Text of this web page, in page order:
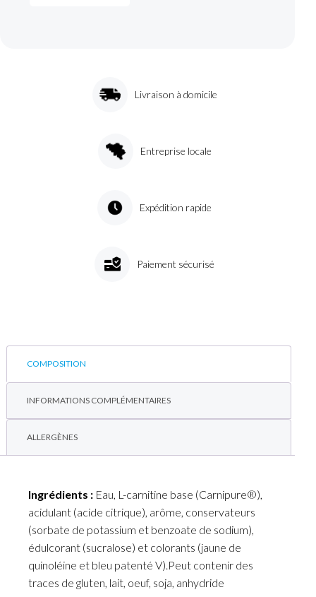
COMPOSITION
INFORMATIONS COMPLÉMENTAIRES
ALLERGÈNES
Ingrédients : Eau, L-carnitine base (Carnipure®),
acidulant (acide citrique), arôme, conservateurs
(sorbate de potassium et benzoate de sodium),
édulcorant (sucralose) et colorants (jaune de
quinoléine et bleu patenté V).Peut contenir des
traces de gluten, lait, oeuf, soja, anhydride
Livraison à domicile
Entreprise locale
Expédition rapide
Paiement sécurisé